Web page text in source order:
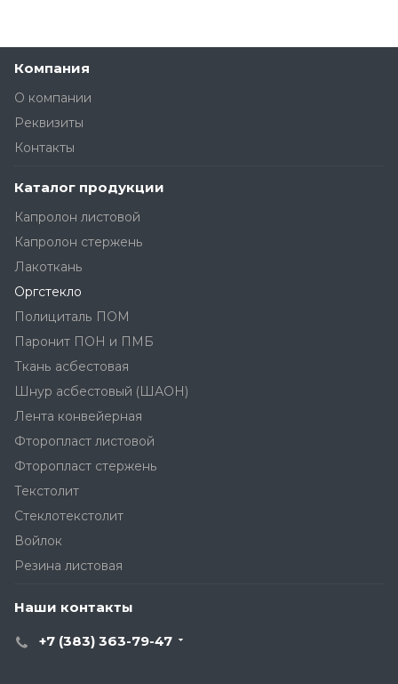
Компания
О компании
Реквизиты
Контакты
Каталог продукции
Капролон листовой
Капролон стержень
Лакоткань
Оргстекло
Полициталь ПОМ
Паронит ПОН и ПМБ
Ткань асбестовая
Шнур асбестовый (ШАОН)
Лента конвейерная
Фторопласт листовой
Фторопласт стержень
Текстолит
Стеклотекстолит
Войлок
Резина листовая
Наши контакты
+7 (383) 363-79-47